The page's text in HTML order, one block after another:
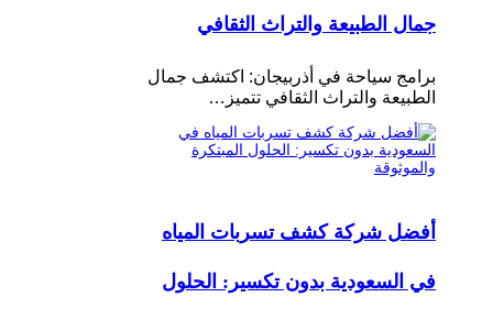
جمال الطبيعة والتراث الثقافي
برامج سياحة في أذربيجان: اكتشف جمال
الطبيعة والتراث الثقافي تتميز…
أفضل شركة كشف تسربات المياه
في السعودية بدون تكسير: الحلول